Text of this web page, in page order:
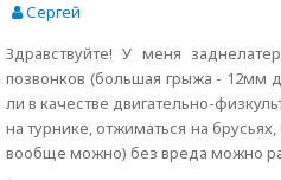
Сергей
Здравствуйте! У меня
позвонков (большая грыжа - 12мм
ли в качестве двигательно-
на турнике, отжиматься на
вообще можно) без вреда можно